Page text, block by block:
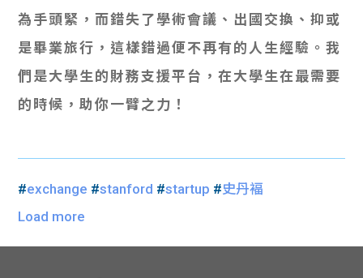
為手頭緊，而錯失了學術會議、出國交換、抑或
是畢業旅行，這樣錯過便不再有的人生經驗。我
們是大學生的財務支援平台，在大學生在最需要
的時候，助你一臂之力！
#exchange #stanford #startup #史丹褔
Load more